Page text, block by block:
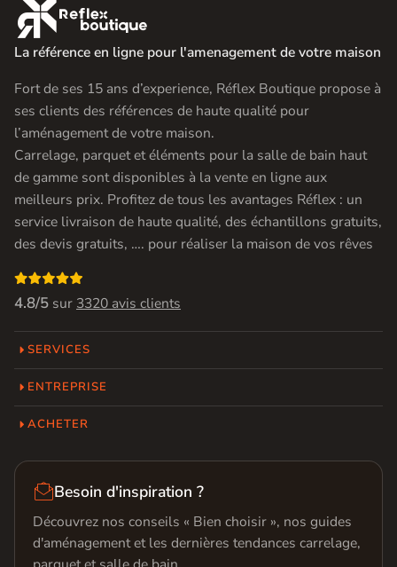

La référence en ligne pour l'amenagement de votre maison
Fort de ses 15 ans d’experience, Réflex Boutique propose à
ses clients des références de haute qualité pour
l’aménagement de votre maison.
Carrelage, parquet et éléments pour la salle de bain haut
de gamme sont disponibles à la vente en ligne aux
meilleurs prix. Profitez de tous les avantages Réflex : un
service livraison de haute qualité, des échantillons gratuits,
des devis gratuits, …. pour réaliser la maison de vos rêves

4.8/5 sur 3320 avis clients
SERVICES
ENTREPRISE
ACHETER
Besoin d'inspiration ?
Découvrez nos conseils « Bien choisir », nos guides
d'aménagement et les dernières tendances carrelage,